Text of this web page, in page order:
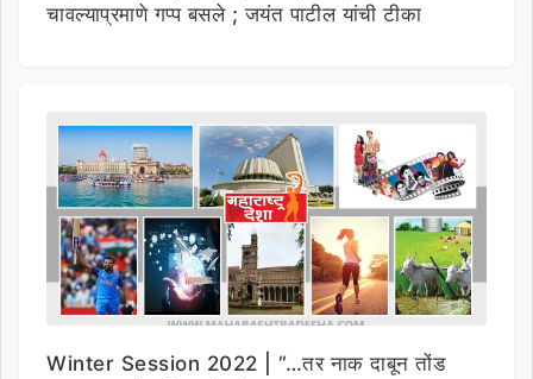
चावल्याप्रमाणे गप्प बसले ; जयंत पाटील यांची टीका
Winter Session 2022 | “…तर नाक दाबून तोंड